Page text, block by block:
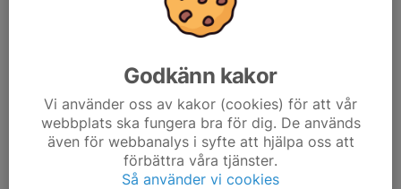
Godkänn kakor
Vi använder oss av kakor (cookies) för att vår
webbplats ska fungera bra för dig. De används
även för webbanalys i syfte att hjälpa oss att
förbättra våra tjänster.
Så använder vi cookies